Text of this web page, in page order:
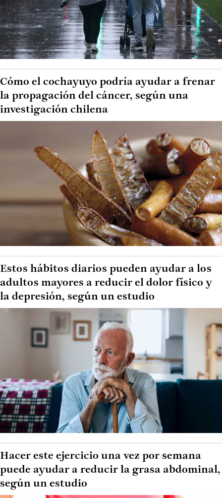
Cómo el cochayuyo podría ayudar a frenar
la propagación del cáncer, según una
investigación chilena
Estos hábitos diarios pueden ayudar a los
adultos mayores a reducir el dolor físico y
la depresión, según un estudio
Hacer este ejercicio una vez por semana
puede ayudar a reducir la grasa abdominal,
según un estudio